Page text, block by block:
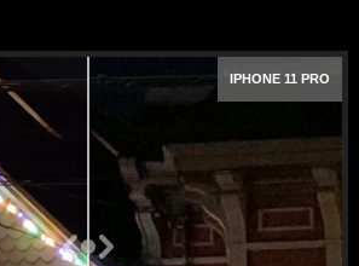
IPHONE 11 PRO